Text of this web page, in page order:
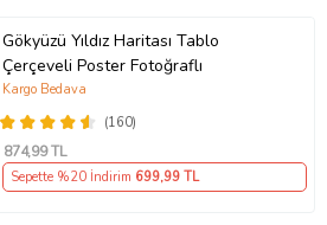
Gökyüzü Yıldız Haritası Tablo
Çerçeveli Poster Fotoğraflı
(160)
Kargo Bedava
874,99 TL
Sepette %20 İndirim 699,99 TL